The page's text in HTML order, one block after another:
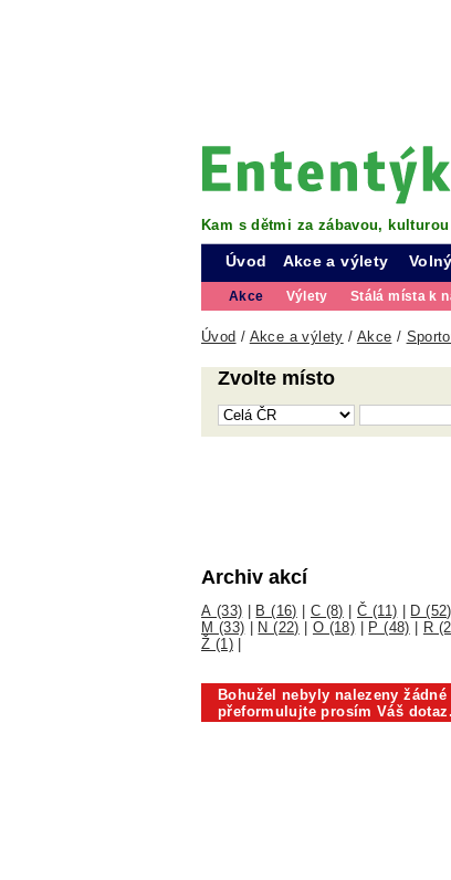
Kam s dětmi za zábavou,
Úvod Akce a výlety
Akce Výlety Stálá místa k
Úvod / Akce a výlety / Akce /
Zvolte místo
Archiv akcí
A (33) B (16) C (8) |Č (11) D (52)
M (33)
N (22) O (18) P (48) R
Ž (1)|
Bohužel nebyly nalezeny
přeformulujte prosím Váš dotaz.